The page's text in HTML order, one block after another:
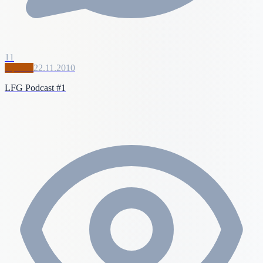
11
22.11.2010
LFG Podcast #1